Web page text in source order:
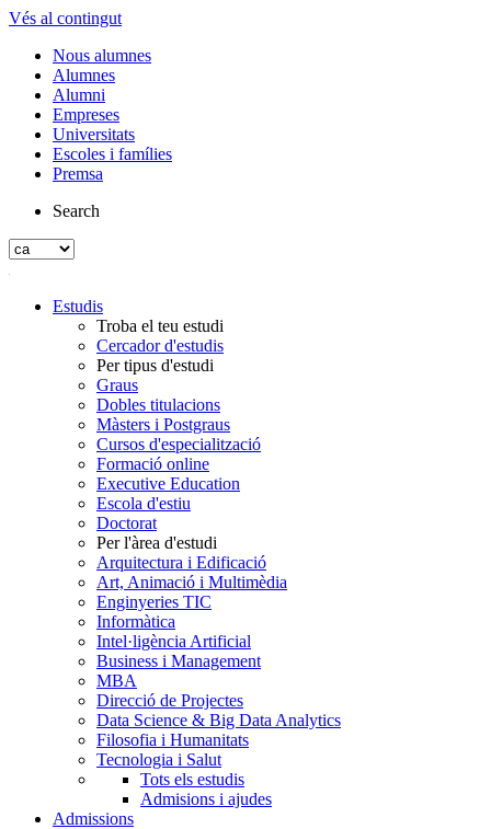
Vés al contingut
Nous alumnes
Alumnes
Alumni
Empreses
Universitats
Escoles i famílies
Premsa
Search
Estudis
Troba el teu estudi
Cercador d'estudis
Per tipus d'estudi
Graus
Dobles titulacions
Màsters i Postgraus
Cursos d'especialització
Formació online
Executive Education
Escola d'estiu
Doctorat
Per l'àrea d'estudi
Arquitectura i Edificació
Art, Animació i Multimèdia
Enginyeries TIC
Informàtica
Intel·ligència Artificial
Business i Management
MBA
Direcció de Projectes
Data Science & Big Data Analytics
Filosofia i Humanitats
Tecnologia i Salut
Tots els estudis
Admisions i ajudes
Admissions